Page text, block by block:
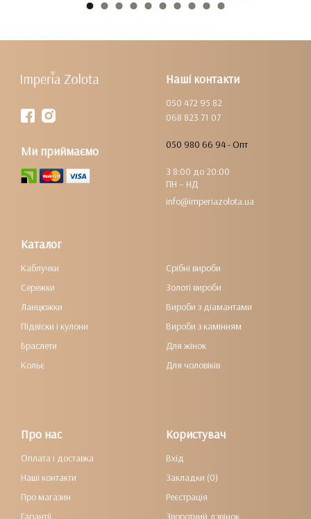
Наші контакти
050 472 95 82
068 823 71 07
050 980 66 94 - Опт
З 8:00 до 20:00
ПН – НД
info@imperiazolota.ua
Ми приймаємо
Каталог
Каблучки
Сережки
Ланцюжки
Підвіски і кулони
Браслети
Кольє
Срібні вироби
Золоті вироби
Вироби з діамантами
Вироби з камінням
Для жінок
Для чоловіків
Про нас
Оплата і доставка
Наші контакти
Про магазин
Гарантії
Користувач
Вхід
Закладки (0)
Реєстрація
Зворотний дзвінок